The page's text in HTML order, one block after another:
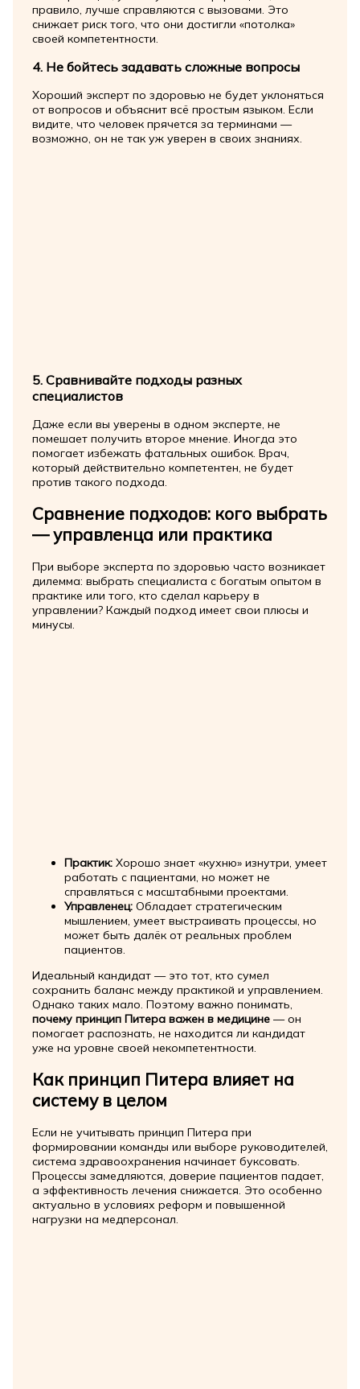
правило, лучше справляются с вызовами. Это
снижает риск того, что они достигли «потолка»
своей компетентности.
4. Не бойтесь задавать сложные вопросы
Хороший эксперт по здоровью не будет уклоняться
от вопросов и объяснит всё простым языком. Если
видите, что человек прячется за терминами —
возможно, он не так уж уверен в своих знаниях.
5. Сравнивайте подходы разных
специалистов
Даже если вы уверены в одном эксперте, не
помешает получить второе мнение. Иногда это
помогает избежать фатальных ошибок. Врач,
который действительно компетентен, не будет
против такого подхода.
Сравнение подходов: кого выбрать
— управленца или практика
При выборе эксперта по здоровью часто возникает
дилемма: выбрать специалиста с богатым опытом в
практике или того, кто сделал карьеру в
управлении? Каждый подход имеет свои плюсы и
минусы.
Практик:Хорошо знает «кухню» изнутри, умеет
работать с пациентами, но может не
справляться с масштабными проектами.
Управленец:Обладает стратегическим
мышлением, умеет выстраивать процессы, но
может быть далёк от реальных проблем
пациентов.
Идеальный кандидат — это тот, кто сумел
сохранить баланс между практикой и управлением.
Однако таких мало. Поэтому важно понимать,
почему принцип Питера важен в медицине— он
помогает распознать, не находится ли кандидат
уже на уровне своей некомпетентности.
Как принцип Питера влияет на
систему в целом
Если не учитывать принцип Питера при
формировании команды или выборе руководителей,
система здравоохранения начинает буксовать.
Процессы замедляются, доверие пациентов падает,
а эффективность лечения снижается. Это особенно
актуально в условиях реформ и повышенной
нагрузки на медперсонал.